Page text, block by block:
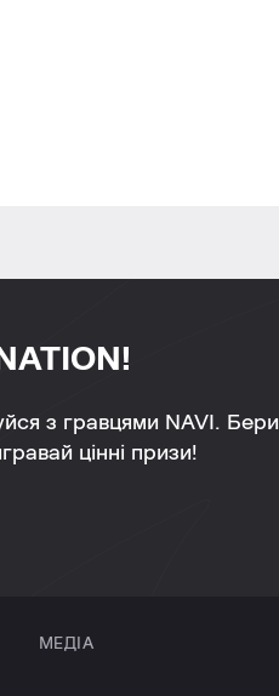
з гравцями NAVI. Бери
цінні призи!
МЕДІА